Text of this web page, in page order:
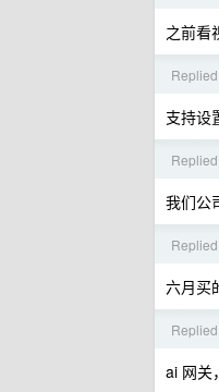
之前看
支持设
我们公
六月买
ai 网关